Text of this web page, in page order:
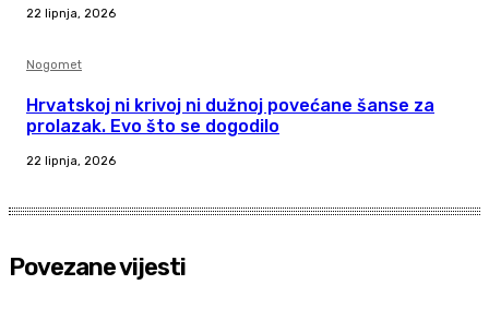
22 lipnja, 2026
Nogomet
Hrvatskoj ni krivoj ni dužnoj povećane šanse za
prolazak. Evo što se dogodilo
22 lipnja, 2026
Povezane vijesti